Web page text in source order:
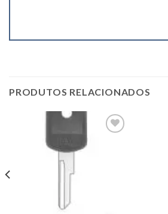
PRODUTOS RELACIONADOS